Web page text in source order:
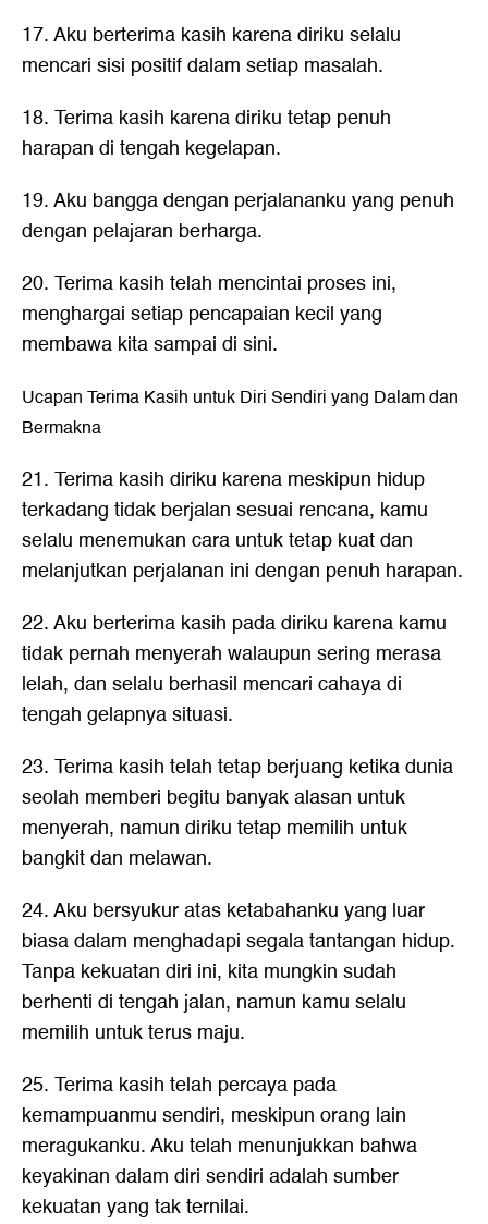
17. Aku berterima kasih karena diriku selalu
mencari sisi positif dalam setiap masalah.
18. Terima kasih karena diriku tetap penuh
harapan di tengah kegelapan.
19. Aku bangga dengan perjalananku yang penuh
dengan pelajaran berharga.
20. Terima kasih telah mencintai proses ini,
menghargai setiap pencapaian kecil yang
membawa kita sampai di sini.
Ucapan Terima Kasih untuk Diri Sendiri yang Dalam dan
Bermakna
21. Terima kasih diriku karena meskipun hidup
terkadang tidak berjalan sesuai rencana, kamu
selalu menemukan cara untuk tetap kuat dan
melanjutkan perjalanan ini dengan penuh harapan.
22. Aku berterima kasih pada diriku karena kamu
tidak pernah menyerah walaupun sering merasa
lelah, dan selalu berhasil mencari cahaya di
tengah gelapnya situasi.
23. Terima kasih telah tetap berjuang ketika dunia
seolah memberi begitu banyak alasan untuk
menyerah, namun diriku tetap memilih untuk
bangkit dan melawan.
24. Aku bersyukur atas ketabahanku yang luar
biasa dalam menghadapi segala tantangan hidup.
Tanpa kekuatan diri ini, kita mungkin sudah
berhenti di tengah jalan, namun kamu selalu
memilih untuk terus maju.
25. Terima kasih telah percaya pada
kemampuanmu sendiri, meskipun orang lain
meragukanku. Aku telah menunjukkan bahwa
keyakinan dalam diri sendiri adalah sumber
kekuatan yang tak ternilai.